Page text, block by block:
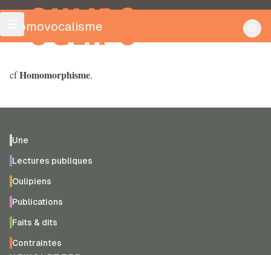
OULIPO
Homovocalisme
cfHomomorphisme.
Une
Lectures publiques
Oulipiens
Publications
Faits & dits
Contraintes